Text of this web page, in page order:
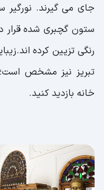
جای می گیرند. نورگیر
ستون گچبری شده قرار
رنگی تزیین کرده
تبریز نیز مشخص است؛
خانه بازدید کنید.